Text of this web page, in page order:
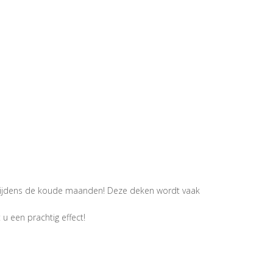
de koude maanden! Deze deken wordt vaak
een prachtig effect!